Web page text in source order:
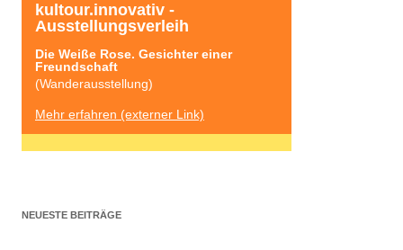
kultour.innovativ -
Ausstellungsverleih
Die Weiße Rose. Gesichter einer
Freundschaft
(Wanderausstellung)
Mehr erfahren (externer Link)
NEUESTE BEITRÄGE